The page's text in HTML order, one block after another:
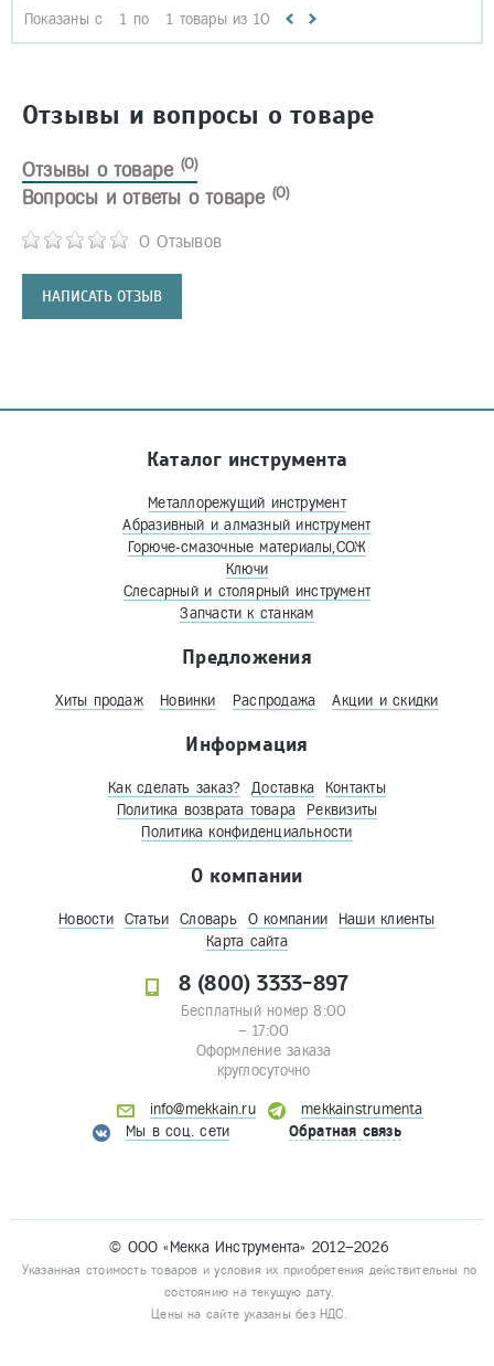
Показаны с 1 по 1 товары из 10
Отзывы и вопросы о товаре
Отзывы о товаре (0)
0 Отзывов
НАПИСАТЬ ОТЗЫВ
Вопросы и ответы о товаре (0)
Каталог инструмента
Металлорежущий инструмент
Абразивный и алмазный инструмент
Горюче-смазочные материалы,СОЖ
Ключи
Слесарный и столярный инструмент
Запчасти к станкам
Предложения
Хиты продаж Новинки Распродажа Акции и скидки
Информация
Как сделать заказ? Доставка
Контакты
Политика возврата товара
Реквизиты
Политика конфиденциальности
О компании
Новости Статьи Словарь О компании
Наши клиенты
Карта сайта
8 (800) 3333-897
Бесплатный номер 8:00
– 17:00
Оформление заказа
круглосуточно
info@mekkain.ru
mekkainstrumenta
Мы в соц. сети
Обратная связь
© ООО «Мекка Инструмента» 2012–2026
Указанная стоимость товаров и условия их приобретения действительны по
состоянию на текущую дату.
Цены на сайте указаны без НДС.